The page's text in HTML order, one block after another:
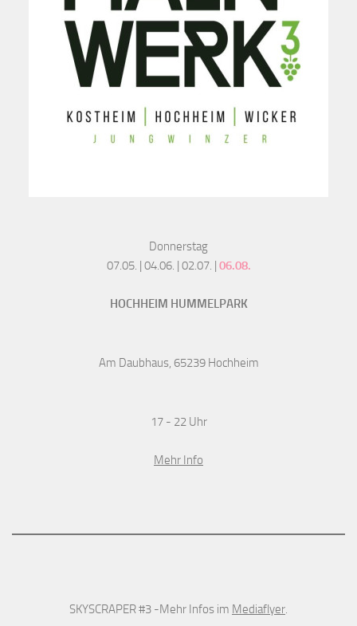
Donnerstag
07.05. | 04.06. | 02.07. | 06.08.
HOCHHEIM HUMMELPARK
Am Daubhaus, 65239 Hochheim
17 - 22 Uhr
Mehr Info
SKYSCRAPER #3 -Mehr Infos im Mediaflyer.